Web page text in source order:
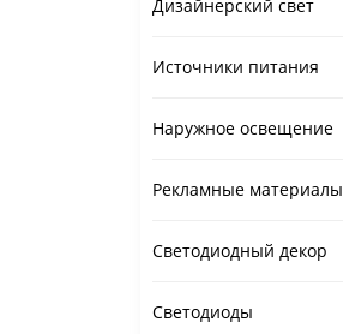
Дизайнерский свет
Источники питания
Наружное освещение
Рекламные материалы
Светодиодный декор
Светодиоды